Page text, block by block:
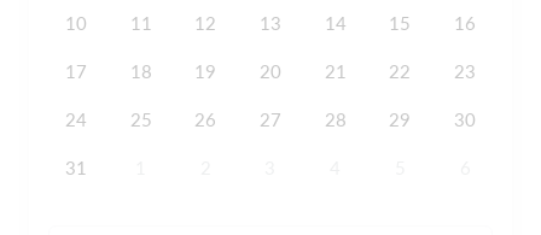
10 11 12 13 14 15 16
17 18 19 20 21 22 23
24 25 26 27 28 29 30
31